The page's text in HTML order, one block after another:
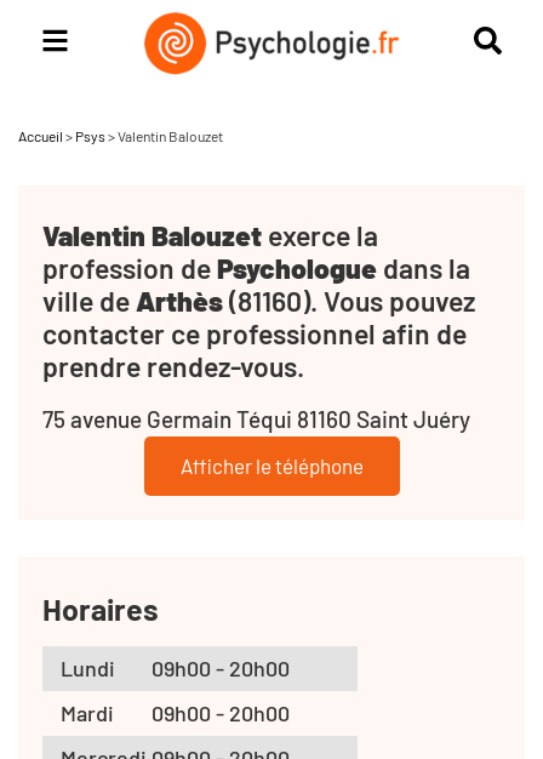
Accueil > Psys >Valentin Balouzet
Valentin Balouzet exerce la
profession dePsychologue dans la
ville deArthès(81160). Vous pouvez
contacter ce professionnel afin de
prendre rendez-vous.
75 avenue Germain Téqui 81160 Saint Juéry
Afficher le téléphone
Horaires
Lundi
09h00 - 20h00
Mardi
09h00 - 20h00